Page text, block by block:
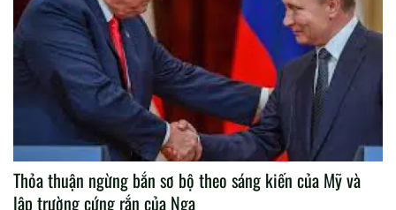
Thỏa thuận ngừng bắn sơ bộ theo sáng kiến của Mỹ và
lập trường cứng rắn của Nga